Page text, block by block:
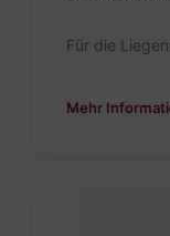
Für die
Mehr